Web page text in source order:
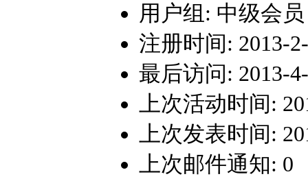
用户组: 中级会员
注册时间: 2013-
最后访问: 2013-
上次活动时间:
上次发表时间:
上次邮件通知: 0